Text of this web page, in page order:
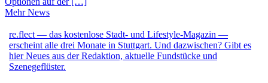
Mehr News
re.flect — das kostenlose Stadt- und Lifestyle-Magazin —
erscheint alle drei Monate in Stuttgart. Und dazwischen? Gibt es
hier Neues aus der Redaktion, aktuelle Fundstücke und
Szenegeflüster.